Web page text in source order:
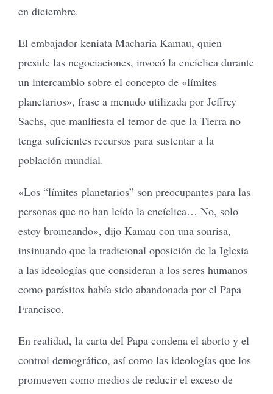
en diciembre.
El embajador keniata Macharia Kamau, quien
preside las negociaciones, invocó la encíclica durante
un intercambio sobre el concepto de «límites
planetarios», frase a menudo utilizada por Jeffrey
Sachs, que manifiesta el temor de que la Tierra no
tenga suficientes recursos para sustentar a la
población mundial.
«Los “límites planetarios” son preocupantes para las
personas que no han leído la encíclica… No, solo
estoy bromeando», dijo Kamau con una sonrisa,
insinuando que la tradicional oposición de la Iglesia
a las ideologías que consideran a los seres humanos
como parásitos había sido abandonada por el Papa
Francisco.
En realidad, la carta del Papa condena el aborto y el
control demográfico, así como las ideologías que los
promueven como medios de reducir el exceso de